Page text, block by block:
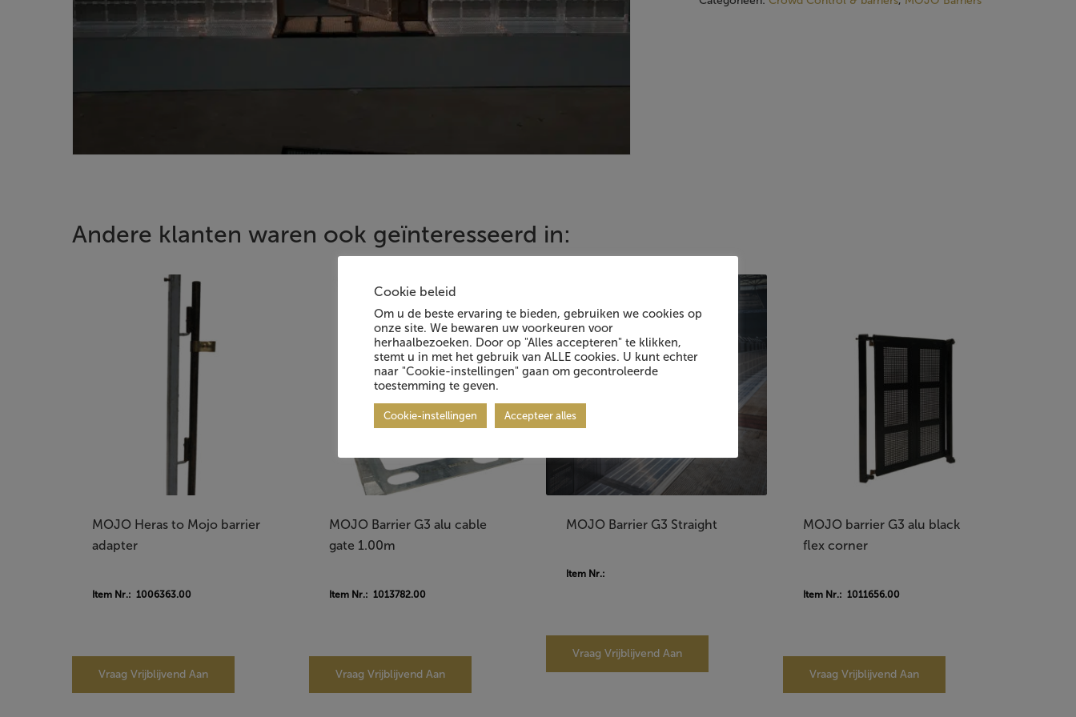
Andere klanten waren ook geïnteresseerd in:
MOJO Heras to Mojo barrier
adapter
Item Nr.: 1006363.00
Vraag Vrijblijvend Aan
MOJO Barrier G3 alu cable
gate 1.00m
Item Nr.: 1013782.00
Vraag Vrijblijvend Aan
MOJO Barrier G3 Straight
Item Nr.:
Vraag Vrijblijvend Aan
MOJO barrier G3 alu black
flex corner
Item Nr.: 1011656.00
Vraag Vrijblijvend Aan
Cookie beleid
Om u de beste ervaring te bieden, gebruiken we cookies op
onze site. We bewaren uw voorkeuren voor
herhaalbezoeken. Door op "Alles accepteren" te klikken,
stemt u in met het gebruik van ALLE cookies. U kunt echter
naar "Cookie-instellingen" gaan om gecontroleerde
toestemming te geven.
Cookie-instellingen Accepteer alles